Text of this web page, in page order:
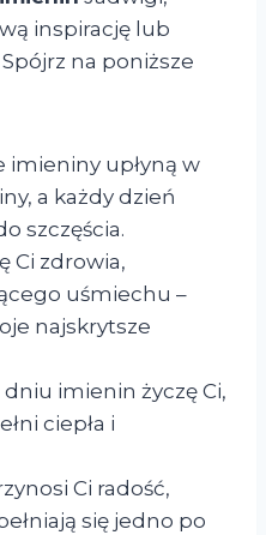
inspirację lub
na poniższe
imieniny upłyną w
a każdy dzień
szczęścia.
Ci zdrowia,
uśmiechu –
najskrytsze
imienin życzę Ci,
ciepła i
Ci radość,
się jedno po